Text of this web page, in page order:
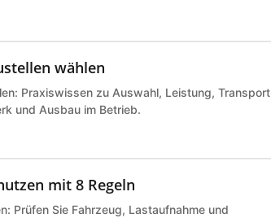
wählen
Praxiswissen zu Auswahl, Leistung, Transport
und Ausbau im Betrieb.
mit 8 Regeln
Prüfen Sie Fahrzeug, Lastaufnahme und